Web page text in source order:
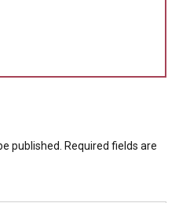
published. Required fields are